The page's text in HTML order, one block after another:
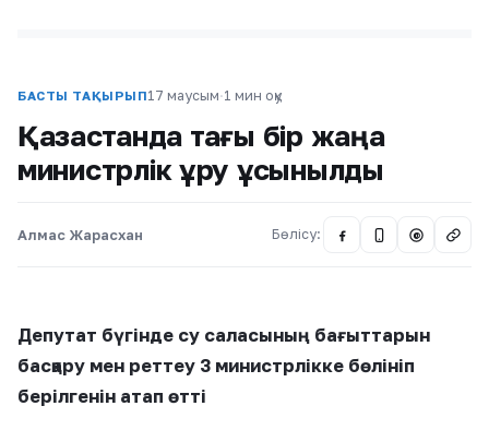
БАСТЫ ТАҚЫРЫП17 маусым·1 мин оқу
Қазақстанда тағы бір жаңа
министрлік құру ұсынылды
Алмас Жарасхан Бөлісу: @
Депутат бүгінде су саласының бағыттарын
басқару мен реттеу 3 министрлікке бөлініп
берілгенін атап өтті